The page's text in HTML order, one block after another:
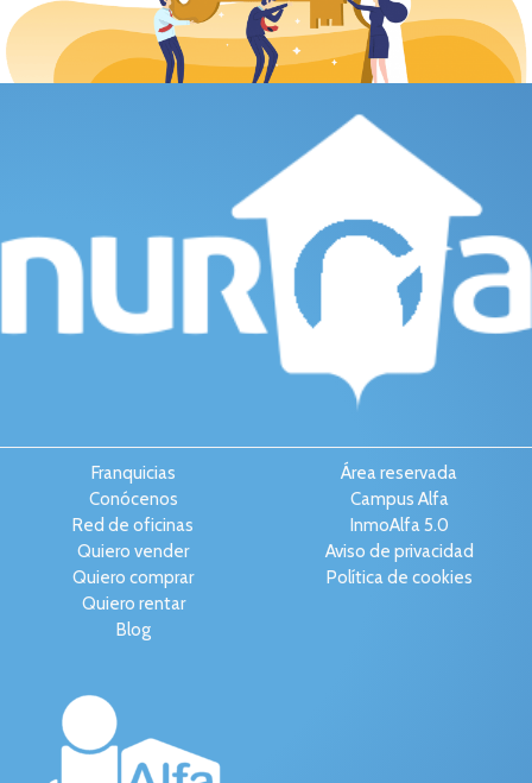
Franquicias
Conócenos
Red de oficinas
Quiero vender
Quiero comprar
Quiero rentar
Blog
Área reservada
Campus Alfa
InmoAlfa 5.0
Aviso de privacidad
Política de cookies